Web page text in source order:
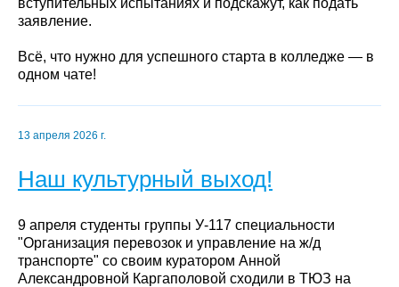
заявление.
Всё, что нужно для успешного старта в колледже — в
одном чате!
13 апреля 2026 г.
Наш культурный выход!
9 апреля студенты группы У-117 специальности
"Организация перевозок и управление на ж/д
транспорте" со своим куратором Анной
Александровной Каргаполовой сходили в ТЮЗ на